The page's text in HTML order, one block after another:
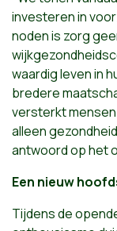
investeren in
noden is zorg
waardig leven in
bredere
versterkt mensen
alleen
antwoord op het
Een nieuw
Tijdens de